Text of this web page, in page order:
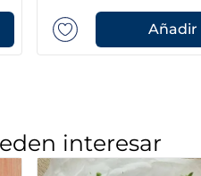
Añadir
interesar